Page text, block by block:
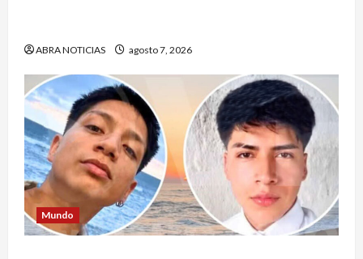
ABRA NOTICIAS agosto 7, 2026
Mundo